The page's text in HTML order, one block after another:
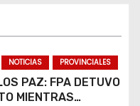
NOTICIAS PROVINCIALES
PAZ: FPA DETUVO
MIENTRAS